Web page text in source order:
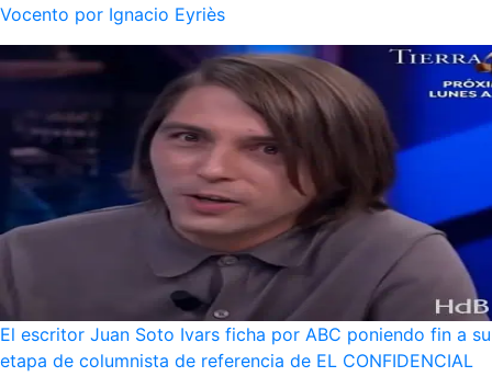
Vocento por Ignacio Eyriès
El escritor Juan Soto Ivars ficha por ABC poniendo fin a su
etapa de columnista de referencia de EL CONFIDENCIAL